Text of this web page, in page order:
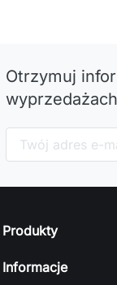
Otrzymuj
wyprzedażach
Produkty
Informacje